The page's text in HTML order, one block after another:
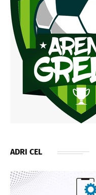
ADRI CEL